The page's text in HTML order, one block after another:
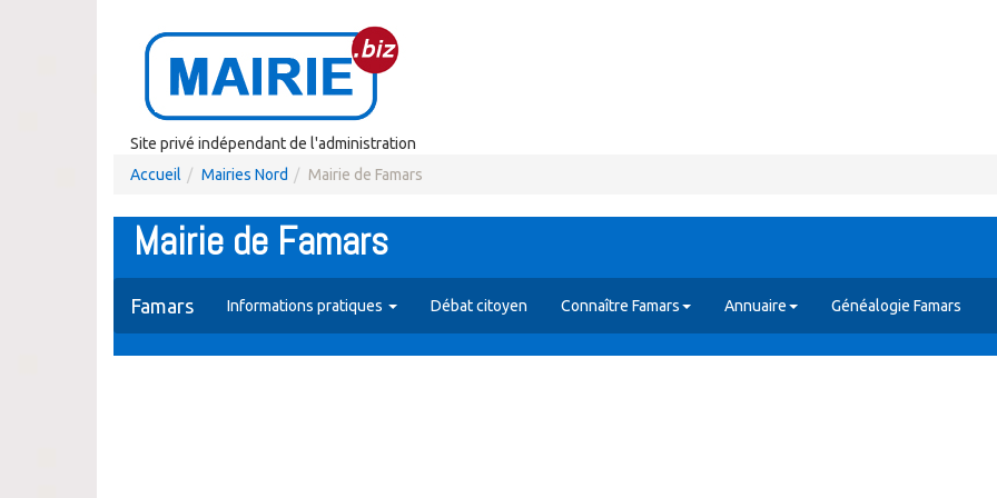
Site privé indépendant de l'administration
Accueil
Mairies Nord Mairie de Famars
Mairie de Famars
Famars Informations pratiques Débat citoyen Connaître Famars Annuaire Généalogie Famars